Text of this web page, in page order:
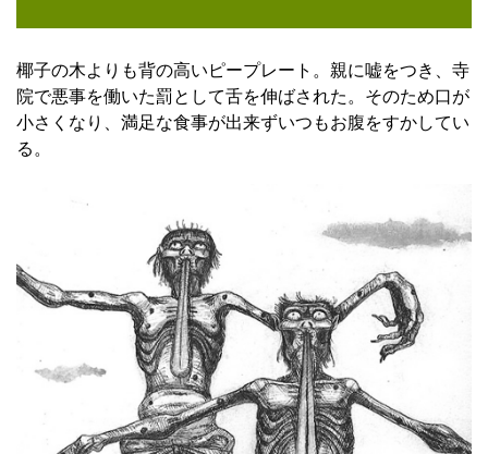
椰子の木よりも背の高いピープレート。親に嘘をつき、寺
院で悪事を働いた罰として舌を伸ばされた。そのため口が
小さくなり、満足な食事が出来ずいつもお腹をすかしてい
る。